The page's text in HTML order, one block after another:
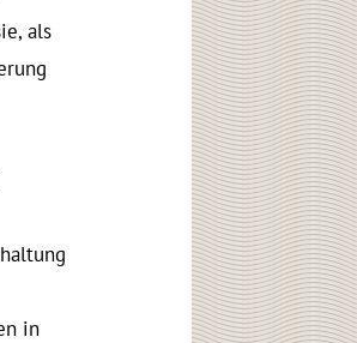
als
in